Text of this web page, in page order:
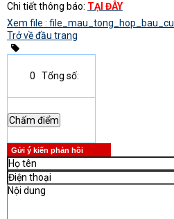
Chi tiết thông báo: TẠI ĐÂY
Xem file : file_mau_tong_hop_bau_cu
Trở về đầu trang
0 Tổng số:
Gửi ý kiến phản hồi